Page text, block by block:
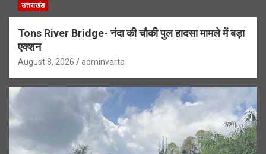
उत्तराखंड
Tons River Bridge- नंदा की चौकी पुल हादसा मामले में बड़ा
एक्शन
August 8, 2026 adminvarta